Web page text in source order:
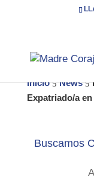
Inicio 5 News 5
Expatriado/a
Buscamos